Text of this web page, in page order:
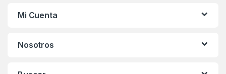
Mi Cuenta
Nosotros